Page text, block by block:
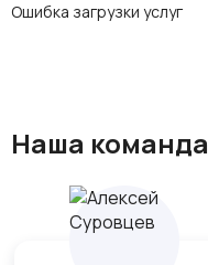
Ошибка загрузки услуг
Наша команда